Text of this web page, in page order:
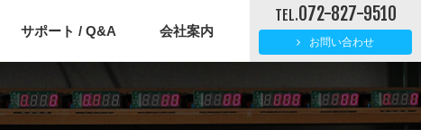
サポート / Q&A 会社案内
TEL.072-827-9510
お問い合わせ